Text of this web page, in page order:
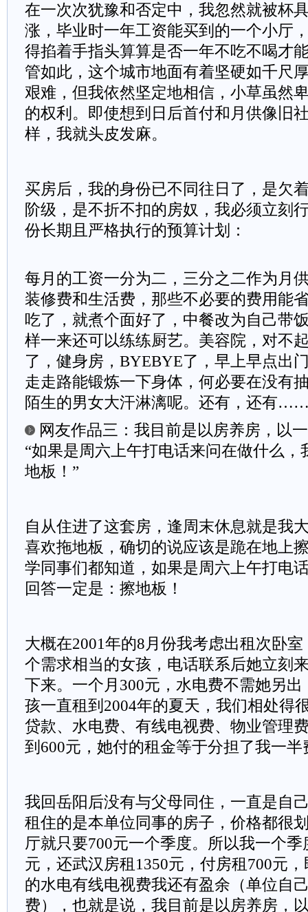
在一次次犹豫和否定中，我忽然就被杯
涨，毕业时一年工资能买到的一个小厅
得掐着手指头算算是否一年不吃不喝才
管如此，这个城市地面有着坚硬如千尺
艰难，但我依然坚定地相信，小草虽然
的权利。即使想到日后首付和月供像旧
样，我就头皮发麻。
买房后，我的身份已不同往日了，是欠
阶级，是不折不扣的房奴，我必须立刻
份长期且严格执行的预算计划：
每月的工资一分为二，三分之二作为月
装修费和生活费，那些不必要的费用能
吃了，就煮个面好了，中餐改为自己带
样一来还可以练练厨艺。美容院，对不
了，健身房，BYEBYE了，早上早点出
走走路能锻炼一下身体，何必要在没有
陌生的男女大汗淋漓呢。还有，还有
网友作品三：我目前是以房养房，以
“如果是周六上午打电话来问在做什么，
地板！”
自从住进了这套房，逢周末休息就是我
喜欢拖地板，确切的说应该是跪在地上
学同事们都知道，如果是周六上午打电
回答一定是：擦地板！
大概在2001年的8月份我考虑出租次卧
个需求相当的女孩，电话联系后她立刻
下来。一个月300元，水电费不需她另
孩一直租到2004年的夏天，我们相处得
贷款、水电费、有线电视费、物业管理
到600元，她付的租金等于分担了我一半
我回岳阳后没有与父母同住，一直是自
租住的是本单位同事的房子，价格都很
厅就只要700元一个季度。所以我一个
元，还武汉房租1350元，付房租700元
的水电有线电视费我还有盈余（单位自
费），也就是说，我目前是以房养房，